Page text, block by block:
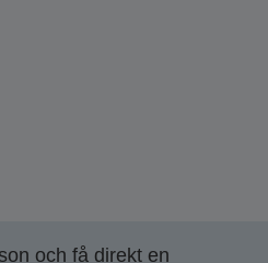
och få direkt en